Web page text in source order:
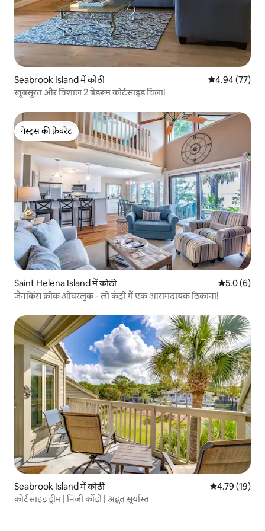
Seabrook Island में कोठी औसत रेटिंग 5 में
4.94 (77)
खूबसूरत और विशाल 2 बेडरूम कोर्टसाइड विला!
गेस्ट्स की फ़ेवरेट
गेस्ट्स की फ़ेवरेट
Saint Helena Island में कोठी औसत रेटिंग 5
5.0 (6)
जेनकिंस क्रीक ओवरलुक - लो कंट्री में एक आरामदायक ठिकाना!
Seabrook Island में कोठी औसत रेटिंग 5 में
4.79 (19)
कोर्टसाइड ड्रीम | निजी कोंडो | अद्भुत सूर्यास्त